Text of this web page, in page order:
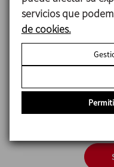
las políticas y
general,
leyes y/o regulaciones.
Las sociedades del
garantizar la
denunciados,
denunciante.
servicios que
de cookies.